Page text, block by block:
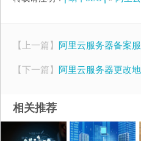
【上一篇】 阿里云服务器备案
【下一篇】 阿里云服务器更改
相关推荐